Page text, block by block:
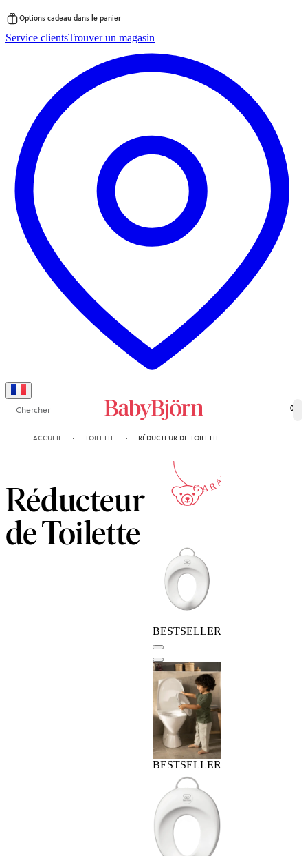
au
Options cadeau dans le panier
Service clientsTrouver un magasin
Chercher 0
ACCUEIL TOILETTE RÉDUCTEUR DE TOILETTE
Réducteur
de Toilette
2-ANS
GARANTIE
BESTSELLER
BESTSELLER